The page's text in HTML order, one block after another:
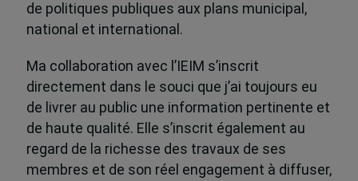
de politiques publiques aux plans municipal,
national et international.
Ma collaboration avec l’IEIM s’inscrit
directement dans le souci que j’ai toujours eu
de livrer au public une information pertinente et
de haute qualité. Elle s’inscrit également au
regard de la richesse des travaux de ses
membres et de son réel engagement à diffuser,